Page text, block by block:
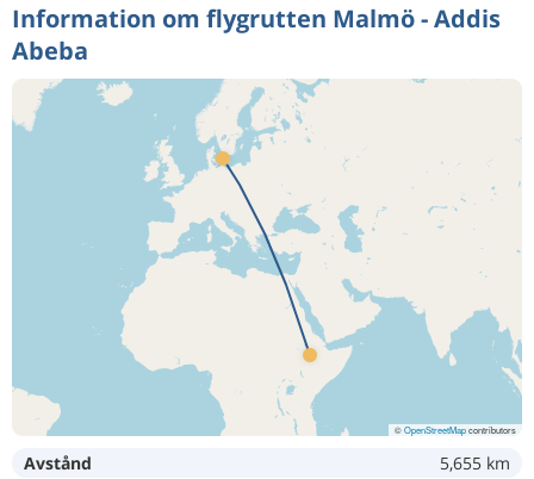
Information om flygrutten Malmö - Addis
Abeba
©OpenStreetMapcontributors
Avstånd
5,655 km